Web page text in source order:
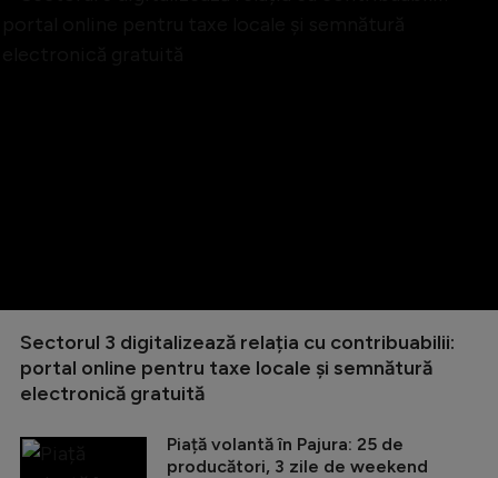
Sectorul 3 digitalizează relația cu contribuabilii:
portal online pentru taxe locale și semnătură
electronică gratuită
Piață volantă în Pajura: 25 de
producători, 3 zile de weekend